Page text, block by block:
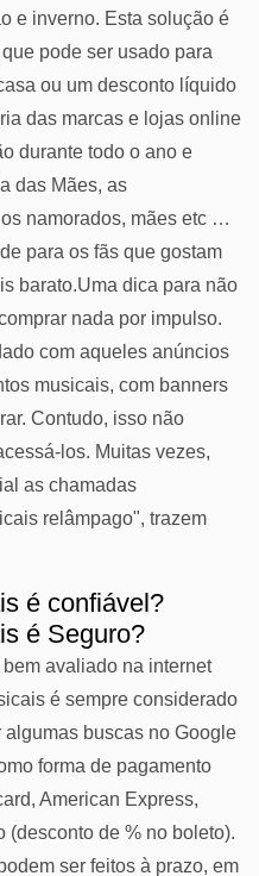
e inverno. Esta solução é
pode ser usado para
ou um desconto líquido
das marcas e lojas online
durante todo o ano e
das Mães, as
namorados, mães etc …
para os fãs que gostam
barato.Uma dica para não
nada por impulso.
com aqueles anúncios
musicais, com banners
Contudo, isso não
los. Muitas vezes,
as chamadas
relâmpago", trazem
é confiável?
é Seguro?
avaliado na internet
é sempre considerado
buscas no Google
forma de pagamento
American Express,
(desconto de % no boleto).
ser feitos à prazo, em